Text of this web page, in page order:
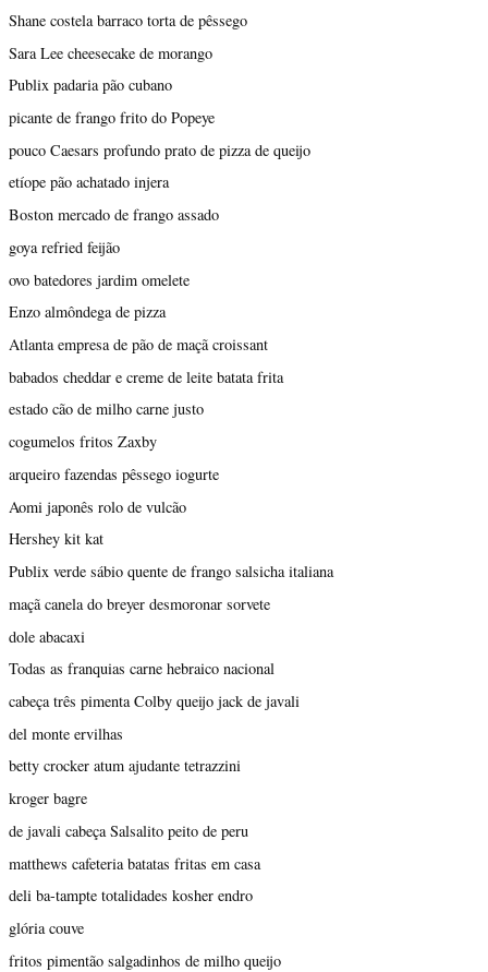
Shane costela barraco torta de pêssego
Sara Lee cheesecake de morango
Publix padaria pão cubano
picante de frango frito do Popeye
pouco Caesars profundo prato de pizza de queijo
etíope pão achatado injera
Boston mercado de frango assado
goya refried feijão
ovo batedores jardim omelete
Enzo almôndega de pizza
Atlanta empresa de pão de maçã croissant
babados cheddar e creme de leite batata frita
estado cão de milho carne justo
cogumelos fritos Zaxby
arqueiro fazendas pêssego iogurte
Aomi japonês rolo de vulcão
Hershey kit kat
Publix verde sábio quente de frango salsicha italiana
maçã canela do breyer desmoronar sorvete
dole abacaxi
Todas as franquias carne hebraico nacional
cabeça três pimenta Colby queijo jack de javali
del monte ervilhas
betty crocker atum ajudante tetrazzini
kroger bagre
de javali cabeça Salsalito peito de peru
matthews cafeteria batatas fritas em casa
deli ba-tampte totalidades kosher endro
glória couve
fritos pimentão salgadinhos de milho queijo